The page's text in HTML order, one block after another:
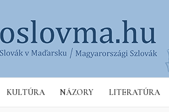
KULTÚRA NÁZORY LITERATÚRA